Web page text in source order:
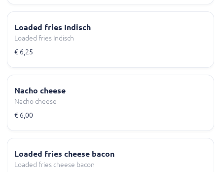
Loaded fries Indisch
Loaded fries Indisch
€ 6,25
Nacho cheese
Nacho cheese
€ 6,00
Loaded fries cheese bacon
Loaded fries cheese bacon